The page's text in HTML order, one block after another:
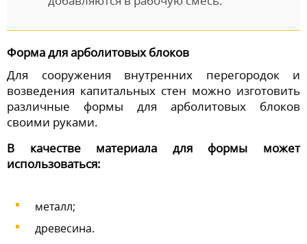
Форма для арболитовых блоков
Для сооружения внутренних перегородок и
возведения капитальных стен можно изготовить
различные формы для арболитовых блоков
своими руками.
В качестве материала для формы может
использоваться:
металл;
древесина.